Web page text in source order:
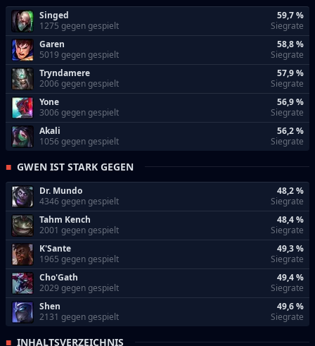
Singed
1275 gegen gespielt
59,7 %
Siegrate
Garen
5019 gegen gespielt
58,8 %
Siegrate
Tryndamere
2006 gegen gespielt
57,9 %
Siegrate
Yone
3006 gegen gespielt
56,9 %
Siegrate
Akali
1056 gegen gespielt
56,2 %
Siegrate
GWEN IST STARK GEGEN
Dr. Mundo
4346 gegen gespielt
48,2 %
Siegrate
Tahm Kench
2001 gegen gespielt
48,4 %
Siegrate
K'Sante
1965 gegen gespielt
49,3 %
Siegrate
Cho'Gath
2029 gegen gespielt
49,4 %
Siegrate
Shen
2131 gegen gespielt
49,6 %
Siegrate
INHALTSVERZEICHNIS